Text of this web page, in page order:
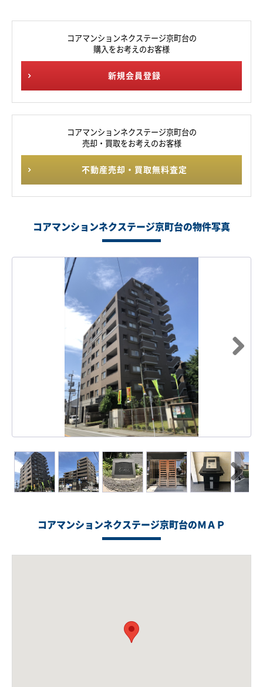
コアマンションネクステージ京町台の
購入をお考えのお客様
新規会員登録
コアマンションネクステージ京町台の
売却・買取をお考えのお客様
不動産売却・買取無料査定
コアマンションネクステージ京町台の物件写真
Next
コアマンションネクステージ京町台のＭＡＰ